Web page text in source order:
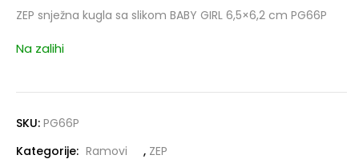
ZEP snježna kugla sa slikom BABY GIRL 6,5×6,2 cm PG66P
Na zalihi
SKU: PG66P
Kategorije: Ramovi , ZEP